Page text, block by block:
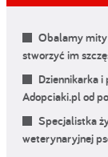
Obalamy mity
stworzyć im
Dziennikarka i
Adopciaki.pl od
Specjalistka
weterynaryjnej